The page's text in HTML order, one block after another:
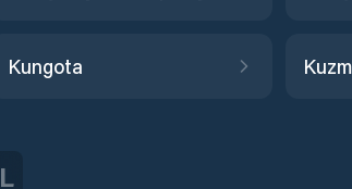
Kungota
L